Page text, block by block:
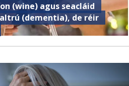
(wine) agus seacláid
(dementia), de réir